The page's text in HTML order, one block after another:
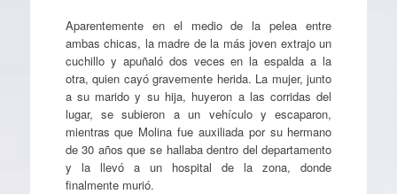
Aparentemente en el medio de la pelea entre
ambas chicas, la madre de la más joven extrajo un
cuchillo y apuñaló dos veces en la espalda a la
otra, quien cayó gravemente herida. La mujer, junto
a su marido y su hija, huyeron a las corridas del
lugar, se subieron a un vehículo y escaparon,
mientras que Molina fue auxiliada por su hermano
de 30 años que se hallaba dentro del departamento
y la llevó a un hospital de la zona, donde
finalmente murió.